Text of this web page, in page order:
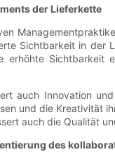
der Lieferkette
Sichtbarkeit in der
erhöhte Sichtbarkeit
auch Innovation
und die Kreativität
auch die Qualität
des